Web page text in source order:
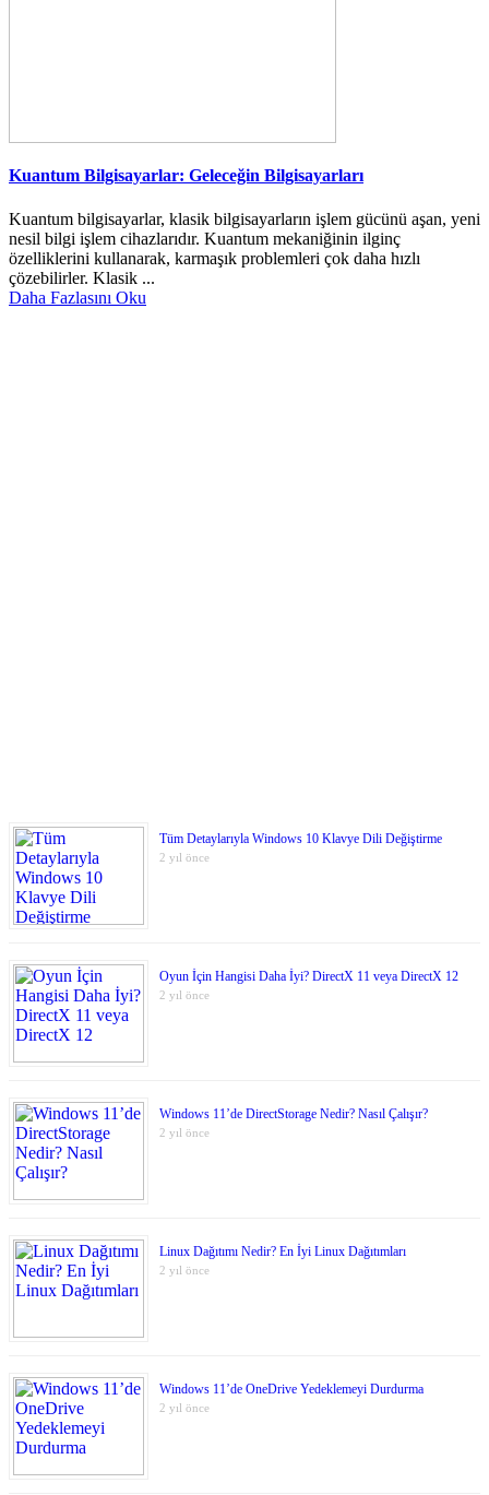
Kuantum Bilgisayarlar: Geleceğin Bilgisayarları
Kuantum bilgisayarlar, klasik bilgisayarların işlem gücünü aşan, yeni
nesil bilgi işlem cihazlarıdır. Kuantum mekaniğinin ilginç
özelliklerini kullanarak, karmaşık problemleri çok daha hızlı
çözebilirler. Klasik ...
Daha Fazlasını Oku
Tüm Detaylarıyla Windows 10 Klavye Dili Değiştirme
2 yıl önce
Oyun İçin Hangisi Daha İyi? DirectX 11 veya DirectX 12
2 yıl önce
Windows 11’de DirectStorage Nedir? Nasıl Çalışır?
2 yıl önce
Linux Dağıtımı Nedir? En İyi Linux Dağıtımları
2 yıl önce
Windows 11’de OneDrive Yedeklemeyi Durdurma
2 yıl önce